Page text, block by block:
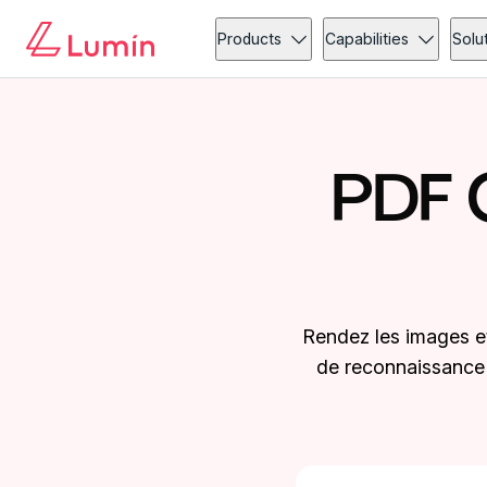
Products Capabilities
PDF
Rendez les images
de